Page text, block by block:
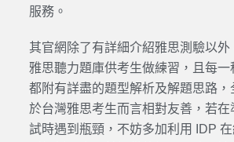
服務。
其官網除了有詳細介紹雅思測驗以外
雅思聽力題庫供考生做練習，且每一
都附有詳盡的題型解析及解題思路
於台灣雅思考生而言相對友善，若在
試時遇到瓶頸，不妨多加利用 IDP